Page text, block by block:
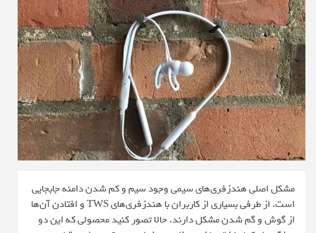
مشکل اصلی هندزفری‌های سیمی وجود سیم و کم شدن دامنه جابجایی
است. از طرفی بسیاری از کاربران با هندزفری‌های TWS و افتادن آن‌ها
از گوش و گم شدن مشکل دارند. حالا تصور کنید محصولی که این دو